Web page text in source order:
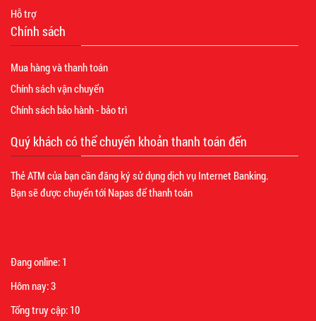
Hỗ trợ
Chính sách
Mua hàng và thanh toán
Chính sách vận chuyển
Chính sách bảo hành - bảo trì
Quý khách có thể chuyển khoản thanh toán đến
Thẻ ATM của bạn cần đăng ký sử dụng dịch vụ Internet Banking.
Bạn sẽ được chuyển tới Napas để thanh toán
Đang online: 1
Hôm nay:3
Tổng truy cập: 10